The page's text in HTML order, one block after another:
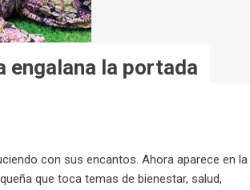
engalana la portada
con sus encantos. Ahora aparece en la
que toca temas de bienestar, salud,